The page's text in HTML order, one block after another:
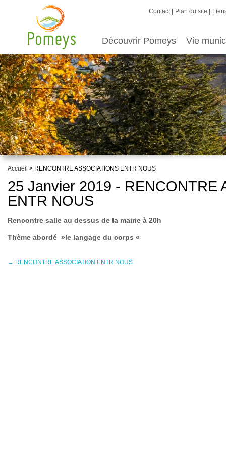
Contact Plan du site
Découvrir Pomeys Vie
Accueil > RENCONTRE ASSOCIATIONS ENTR NOUS
25 Janvier 2019 - RENCONTRE
ENTR NOUS
Rencontre salle au dessus de la mairie à 20h
Thème abordé »le langage du corps «
← RENCONTRE ASSOCIATION ENTR NOUS